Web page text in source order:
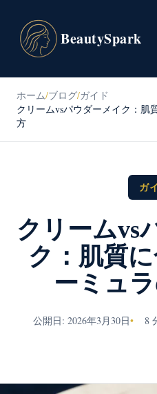
BeautySpark
ホーム/ブログ/ガイド
クリームvsパウダーメイク：肌
方
ガ
クリームvs
ク：肌質
ーミュ
公開日: 2026年3月30日• 8